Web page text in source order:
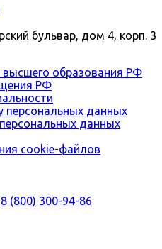
бульвар, дом 4, корп. 3
высшего образования РФ
РФ
персональных данных
данных
сookie-файлов
8 (800) 300-94-86